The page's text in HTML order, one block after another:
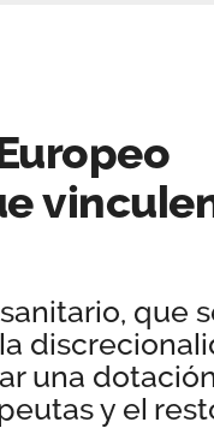
que
una dotación
y el